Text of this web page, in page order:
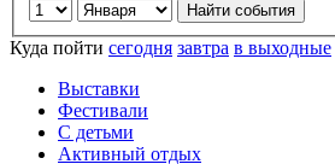
Куда пойти сегодня завтра в выходные
Выставки
Фестивали
С детьми
Активный отдых